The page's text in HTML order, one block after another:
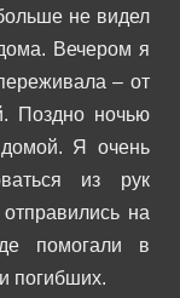
не видел
Вечером я
– от
Поздно ночью
Я очень
из рук
на
помогали в
погибших.